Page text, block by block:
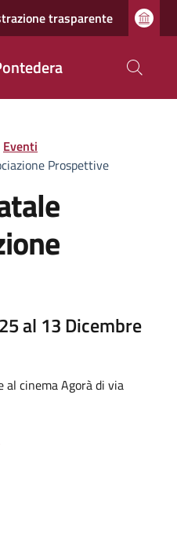
trasparente
Eventi
Prospettive
al 13 Dicembre
cinema Agorà di via